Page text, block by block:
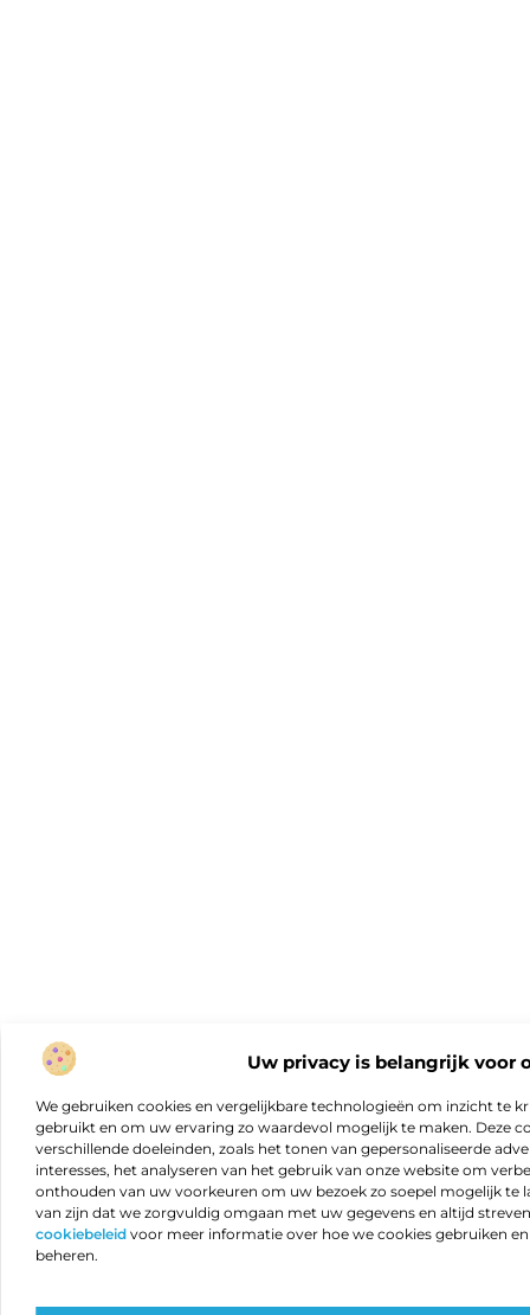
Uw privacy is belangrijk voor
We gebruiken cookies en vergelijkbare technologieën om inzicht te
gebruikt en om uw ervaring zo waardevol mogelijk te maken. Deze
verschillende doeleinden, zoals het tonen van gepersonaliseerde
interesses, het analyseren van het gebruik van onze website om
onthouden van uw voorkeuren om uw bezoek zo soepel mogelijk te
van zijn dat we zorgvuldig omgaan met uw gegevens en altijd
cookiebeleid voor meer informatie over hoe we cookies gebruiken
beheren.